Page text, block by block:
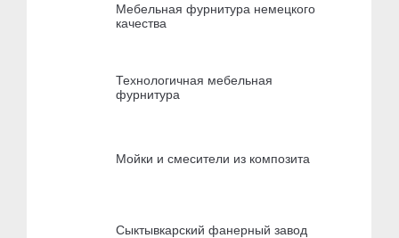
Мебельная фурнитура немецкого
качества
Технологичная мебельная
фурнитура
Мойки и смесители из композита
Сыктывкарский фанерный завод